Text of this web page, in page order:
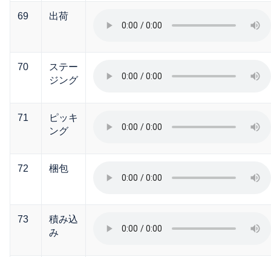
69 出荷
70
ステー
ジング
71
ピッキ
ング
72 梱包
73
積み込
み